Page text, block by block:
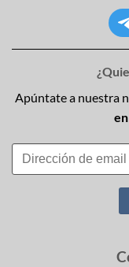
Apúntate a nuestra